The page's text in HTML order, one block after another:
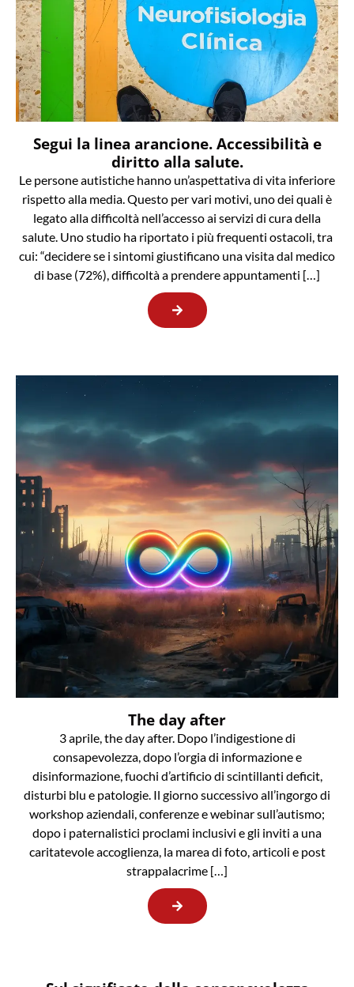
Segui la linea arancione. Accessibilità e
diritto alla salute.
Le persone autistiche hanno un’aspettativa di vita inferiore
rispetto alla media. Questo per vari motivi, uno dei quali è
legato alla difficoltà nell’accesso ai servizi di cura della
salute. Uno studio ha riportato i più frequenti ostacoli, tra
cui: “decidere se i sintomi giustificano una visita dal medico
di base (72%), difficoltà a prendere appuntamenti […]
The day after
3 aprile, the day after. Dopo l’indigestione di
consapevolezza, dopo l’orgia di informazione e
disinformazione, fuochi d’artificio di scintillanti deficit,
disturbi blu e patologie. Il giorno successivo all’ingorgo di
workshop aziendali, conferenze e webinar sull’autismo;
dopo i paternalistici proclami inclusivi e gli inviti a una
caritatevole accoglienza, la marea di foto, articoli e post
strappalacrime […]